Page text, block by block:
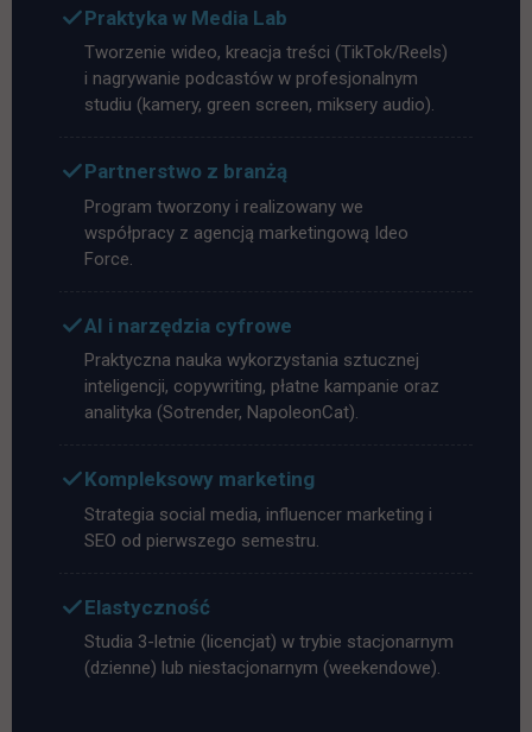
Praktyka w Media Lab
Tworzenie wideo, kreacja treści (TikTok/Reels)
i nagrywanie podcastów w profesjonalnym
studiu (kamery, green screen, miksery audio).
Partnerstwo z branżą
Program tworzony i realizowany we
współpracy z agencją marketingową Ideo
Force.
AI i narzędzia cyfrowe
Praktyczna nauka wykorzystania sztucznej
inteligencji, copywriting, płatne kampanie oraz
analityka (Sotrender, NapoleonCat).
Kompleksowy marketing
Strategia social media, influencer marketing i
SEO od pierwszego semestru.
Elastyczność
Studia 3-letnie (licencjat) w trybie stacjonarnym
(dzienne) lub niestacjonarnym (weekendowe).